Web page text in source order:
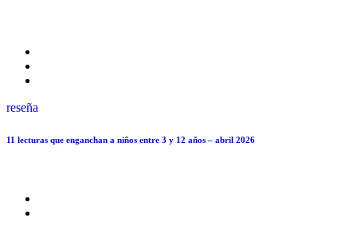
reseña
11 lecturas que enganchan a niños entre 3 y 12 años – abril 2026